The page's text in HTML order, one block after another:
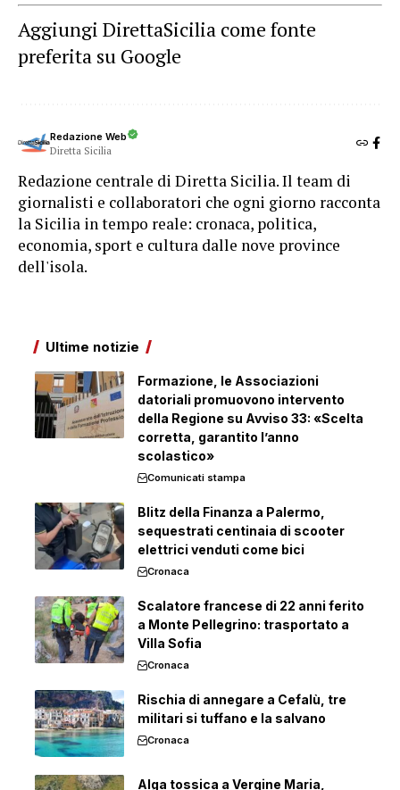
Aggiungi DirettaSicilia come fonte
preferita su Google
Redazione Web
Diretta Sicilia
Redazione centrale di Diretta Sicilia. Il team di
giornalisti e collaboratori che ogni giorno racconta
la Sicilia in tempo reale: cronaca, politica,
economia, sport e cultura dalle nove province
dell'isola.
Ultime notizie
Formazione, le Associazioni
datoriali promuovono intervento
della Regione su Avviso 33: «Scelta
corretta, garantito l’anno
scolastico»
Comunicati stampa
Blitz della Finanza a Palermo,
sequestrati centinaia di scooter
elettrici venduti come bici
Cronaca
Scalatore francese di 22 anni ferito
a Monte Pellegrino: trasportato a
Villa Sofia
Cronaca
Rischia di annegare a Cefalù, tre
militari si tuffano e la salvano
Cronaca
Alga tossica a Vergine Maria,